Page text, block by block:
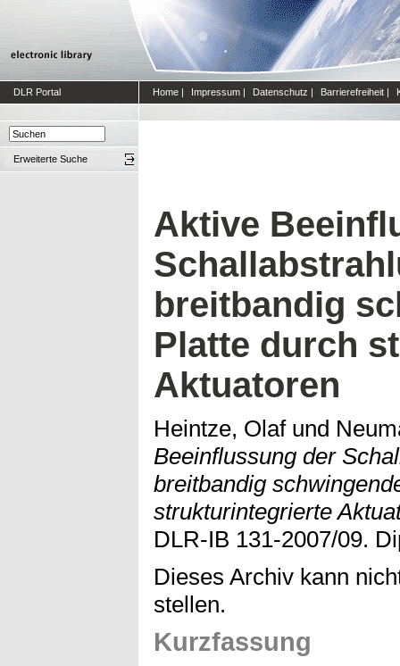
DLR Portal Home | Impressum | Datenschutz | Barrierefreiheit |
Erweiterte Suche
Aktive
breitbandig
Platte durch
Aktuatoren
Heintze, Olafund
Beeinflussung der
breitbandig
strukturintegrierte
DLR-IB 131-2007/09.
Dieses Archiv kann
stellen.
Kurzfassung